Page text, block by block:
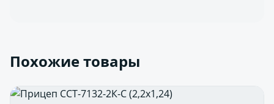
Похожие товары